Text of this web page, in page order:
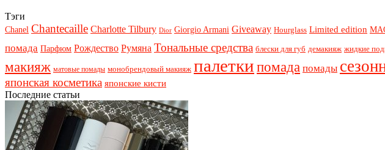
Тэги
Chanel Chantecaille Charlotte Tilbury Dior Giorgio Armani Giveaway Hourglass Limited edition
помада Парфюм Рождество Румяна Тональные средства блески для губ демакияж жидкие
макияж матовые помады монобрендовый макияж палеткипомада помады
японская косметика японские кисти
Последние статьи